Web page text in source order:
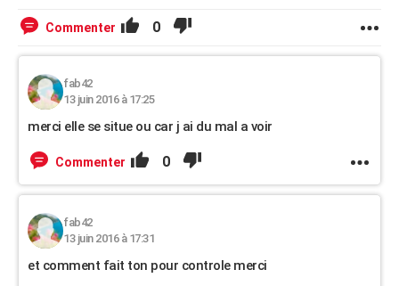
Commenter 0
fab42
13 juin 2016 à 17:25
merci elle se situe ou car j ai du mal a voir
Commenter 0
fab42
13 juin 2016 à 17:31
et comment fait ton pour controle merci